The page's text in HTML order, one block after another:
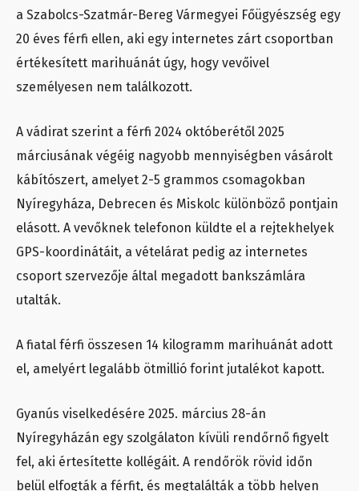
a Szabolcs-Szatmár-Bereg Vármegyei Főügyészség egy
20 éves férfi ellen, aki egy internetes zárt csoportban
értékesített marihuánát úgy, hogy vevőivel
személyesen nem találkozott.
A vádirat szerint a férfi 2024 októberétől 2025
márciusának végéig nagyobb mennyiségben vásárolt
kábítószert, amelyet 2-5 grammos csomagokban
Nyíregyháza, Debrecen és Miskolc különböző pontjain
elásott. A vevőknek telefonon küldte el a rejtekhelyek
GPS-koordinátáit, a vételárat pedig az internetes
csoport szervezője által megadott bankszámlára
utalták.
A fiatal férfi összesen 14 kilogramm marihuánát adott
el, amelyért legalább ötmillió forint jutalékot kapott.
Gyanús viselkedésére 2025. március 28-án
Nyíregyházán egy szolgálaton kívüli rendőrnő figyelt
fel, aki értesítette kollégáit. A rendőrök rövid időn
belül elfogták a férfit, és megtalálták a több helyen